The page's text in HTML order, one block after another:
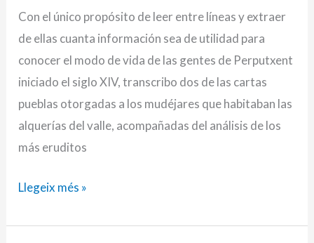
Con el único propósito de leer entre líneas y extraer
de ellas cuanta información sea de utilidad para
conocer el modo de vida de las gentes de Perputxent
iniciado el siglo XIV, transcribo dos de las cartas
pueblas otorgadas a los mudéjares que habitaban las
alquerías del valle, acompañadas del análisis de los
más eruditos
valle
de
Perputxent
tras
la
conquista
Llegeix més »